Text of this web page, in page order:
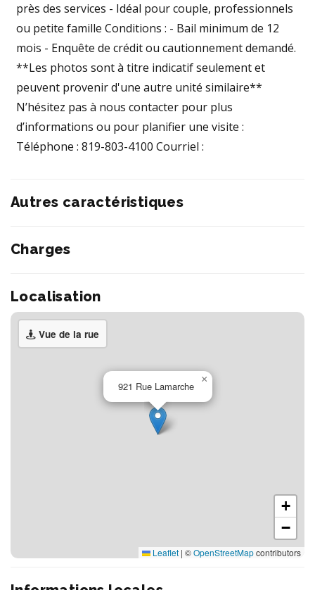
près des services - Idéal pour couple, professionnels
ou petite famille Conditions : - Bail minimum de 12
mois - Enquête de crédit ou cautionnement demandé.
**Les photos sont à titre indicatif seulement et
peuvent provenir d'une autre unité similaire**
N’hésitez pas à nous contacter pour plus
d’informations ou pour planifier une visite :
Téléphone : 819-803-4100 Courriel :
Autres caractéristiques
Charges
Localisation
Vue de la rue
921 Rue Lamarche
×
+
−
Leaflet | ©OpenStreetMapcontributors